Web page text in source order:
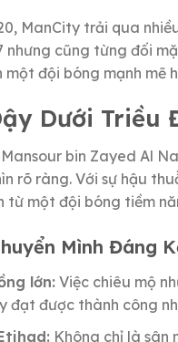
ManCity trải qua
nhưng cũng từng đối
đội bóng mạnh mẽ
Dưới Triều
Mansour bin Zayed Al
rõ ràng. Với sự hậu
từ một đội bóng tiềm
Mình Đáng
lớn:Việc chiêu mộ
đạt được thành công
Không chỉ là sân